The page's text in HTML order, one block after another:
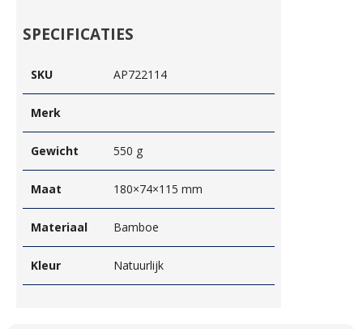
SPECIFICATIES
SKU AP722114
Merk
Gewicht 550 g
Maat 180×74×115 mm
Materiaal Bamboe
Kleur Natuurlijk